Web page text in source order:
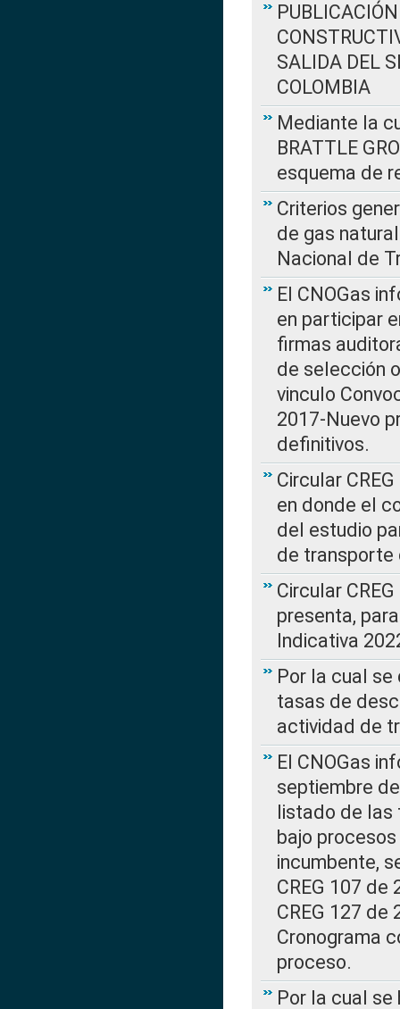
SALIDA DEL
COLOMBIA
Mediante la
BRATTLE
esquema de
Criterios
de gas
Nacional de
El CNOGas
en participar
firmas
de selección
vinculo
2017-Nuevo
definitivos.
Circular
en donde el
del estudio
de transporte
Circular
presenta,
Indicativa
Por la cual
tasas de
actividad de
El CNOGas
septiembre
listado de las
bajo
incumbente,
CREG 107
CREG 127 de
Cronograma
proceso.
Por la cual se